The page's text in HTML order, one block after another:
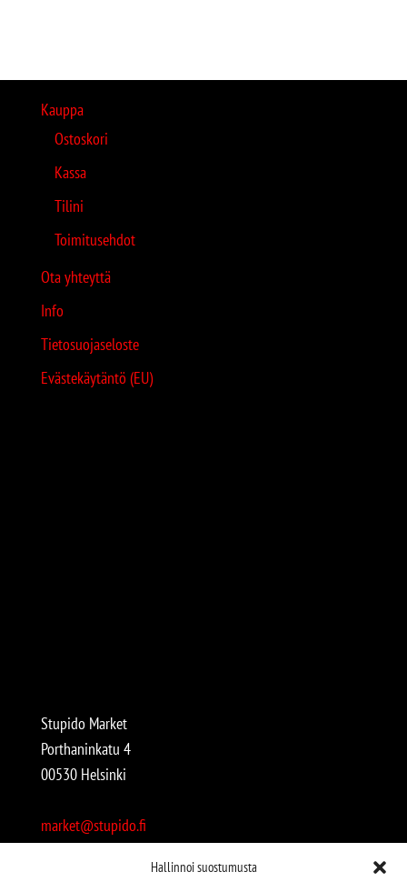
Hallinnoi suostumusta
Kauppa
Ostoskori
Kassa
Tilini
Toimitusehdot
Ota yhteyttä
Info
Tietosuojaseloste
Evästekäytäntö (EU)
Stupido Market
Porthaninkatu 4
00530 Helsinki
market@stupido.fi